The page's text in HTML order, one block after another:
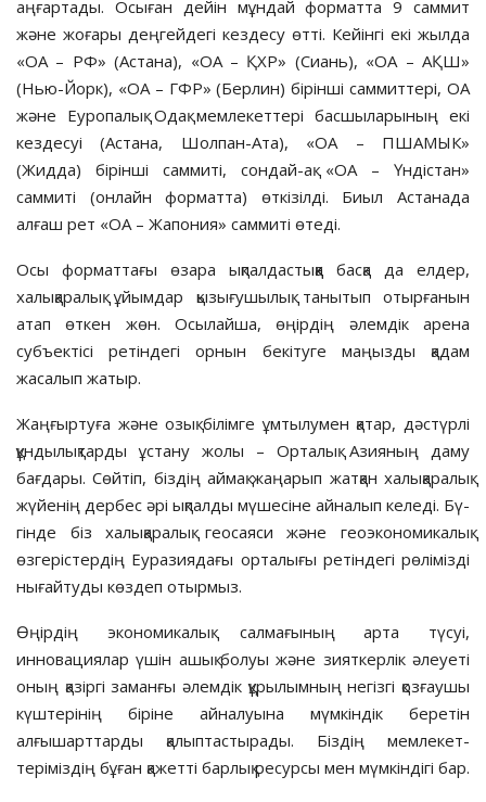
аңғартады. Осыған дейін мұндай форматта 9 саммит
және жоғары деңгейдегі кездесу өтті. Кейінгі екі жылда
«ОА – РФ» (Астана), «ОА – ҚХР» (Сиань), «ОА – АҚШ»
(Нью-Йорк), «ОА – ГФР» (Берлин) бірінші саммиттері, ОА
және Еуропалық Одақ мемлекеттері басшыларының екі
кездесуі (Астана, Шолпан-Ата), «ОА – ПШАМЫК»
(Жидда) бірінші саммиті, сондай-ақ «ОА – Үндістан»
саммиті (онлайн форматта) өткізілді. Биыл Астанада
алғаш рет «ОА – Жапония» саммиті өтеді.
Осы форматтағы өзара ықпалдас­тыққа басқа да елдер,
халықаралық ұйым­дар қызығушылық танытып отыр­ғанын
атап өткен жөн. Осылай­ша, өңірдің әлемдік арена
субъектісі ретіндегі орнын бекітуге маңызды қадам
жасалып жатыр.
Жаңғыртуға және озық білімге ұмтылумен қатар, дәстүрлі
құнды­лық­тарды ұстану жолы – Орталық Азияның даму
бағдары. Сөйтіп, біздің аймақ жаңарып жатқан ха­лық­аралық
жүйенің дербес әрі ық­пал­ды мүшесіне айналып келеді. Бү­
гінде біз халықаралық геосаяси және геоэкономикалық
өзгерістердің Еуразиядағы орталығы ретіндегі рө­лі­мізді
нығайтуды көздеп отырмыз.
Өңірдің экономикалық салма­ғы­ның арта түсуі,
инновациялар үшін ашық болуы және зияткерлік әлеуеті
оның қазіргі заманғы әлем­дік құрылымның негізгі қозғау­шы
күштерінің біріне айналуына мүмкіндік беретін
алғышарттарды қалыптастырады. Біздің мемлекет­
теріміздің бұған қажетті барлық ресурсы мен мүмкіндігі бар.